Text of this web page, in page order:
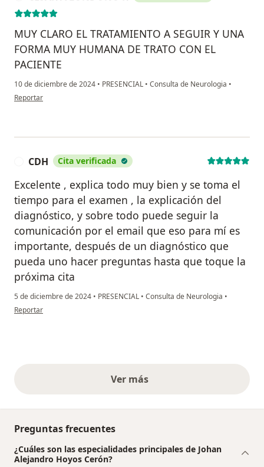
MUY CLARO EL TRATAMIENTO A SEGUIR Y UNA
FORMA MUY HUMANA DE TRATO CON EL
PACIENTE
10 de diciembre de 2024 • PRESENCIAL • Consulta de Neurologia •
en opinión del usuario CESAR A LONDOÑO R
Reportar
CDH Cita verificada
Excelente , explica todo muy bien y se toma el
tiempo para el examen , la explicación del
diagnóstico, y sobre todo puede seguir la
comunicación por el email que eso para mí es
importante, después de un diagnóstico que
pueda uno hacer preguntas hasta que toque la
próxima cita
5 de diciembre de 2024 • PRESENCIAL • Consulta de Neurologia •
en opinión del usuario CDH
Reportar
Ver másopiniones anteriores
Preguntas frecuentes
¿Cuáles son las especialidades principales de Johan
Alejandro Hoyos Cerón?